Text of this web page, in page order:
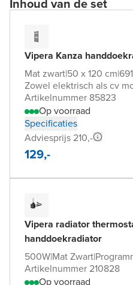
Vipera Kanza
Mat zwart|50 x 120 cm|
Zowel elektrisch als cv
Artikelnummer 85823
Op voorraad
Specificaties
Adviesprijs 210,-
129,-
Vipera radiator
handdoekradiator
500W|Mat Zwart|
Artikelnummer 210828
Op voorraad